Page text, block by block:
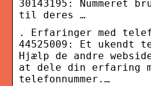
30143195: Nummeret
til deres …
. Erfaringer med
44525009: Et ukendt
Hjælp de andre
at dele din erfaring
telefonnummer.…